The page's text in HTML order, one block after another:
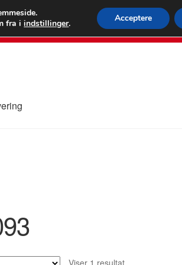
FEDEX
80 82
Viser 1 resultat
fra iindstillinger. Acceptere